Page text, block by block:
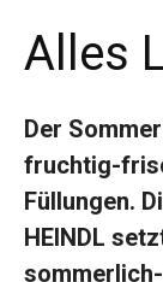
Alles
Der
fruchtig-
Füllungen.
HEINDL